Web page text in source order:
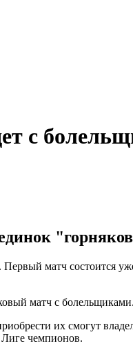
с
матч состоится
матч с
их смогут
чемпионов.